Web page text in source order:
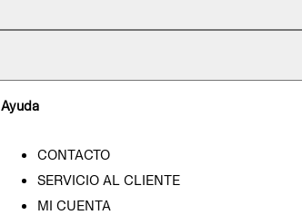
Ayuda
CONTACTO
SERVICIO AL CLIENTE
MI CUENTA